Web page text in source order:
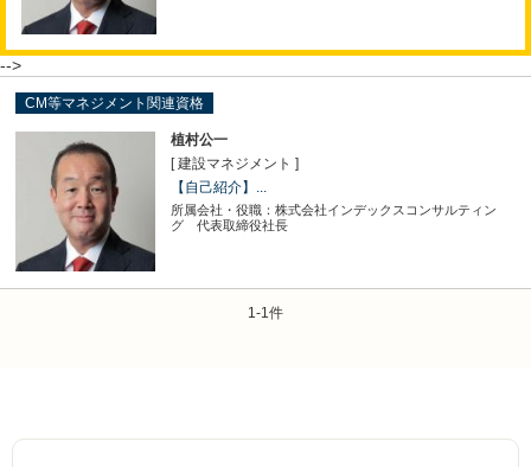
-->
CM等マネジメント関連資格
植村公一
[ 建設マネジメント ]
【自己紹介】...
所属会社・役職：株式会社インデックスコンサルティン
グ 代表取締役社長
1-1件